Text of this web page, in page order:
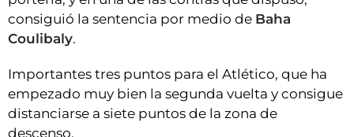
consiguió la sentencia por medio de Baha
Coulibaly.
Importantes tres puntos para el Atlético, que ha
empezado muy bien la segunda vuelta y consigue
distanciarse a siete puntos de la zona de
descenso.